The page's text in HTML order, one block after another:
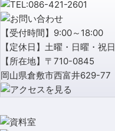
【受付時間】9:00～18:00
【定休日】土曜・日曜・祝日
【所在地】〒710-0845
岡山県倉敷市西富井629-77